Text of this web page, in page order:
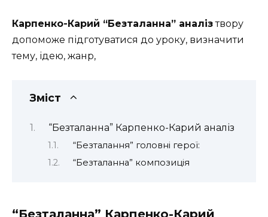
Карпенко-Карий “Безталанна” аналізтвору
допоможе підготуватися до уроку, визначити
тему, ідею, жанр,
Зміст
“Безталанна” Карпенко-Карий аналіз
“Безталання” головні герої:
“Безталанна” композиція
“Безталанна” Карпенко-Карий